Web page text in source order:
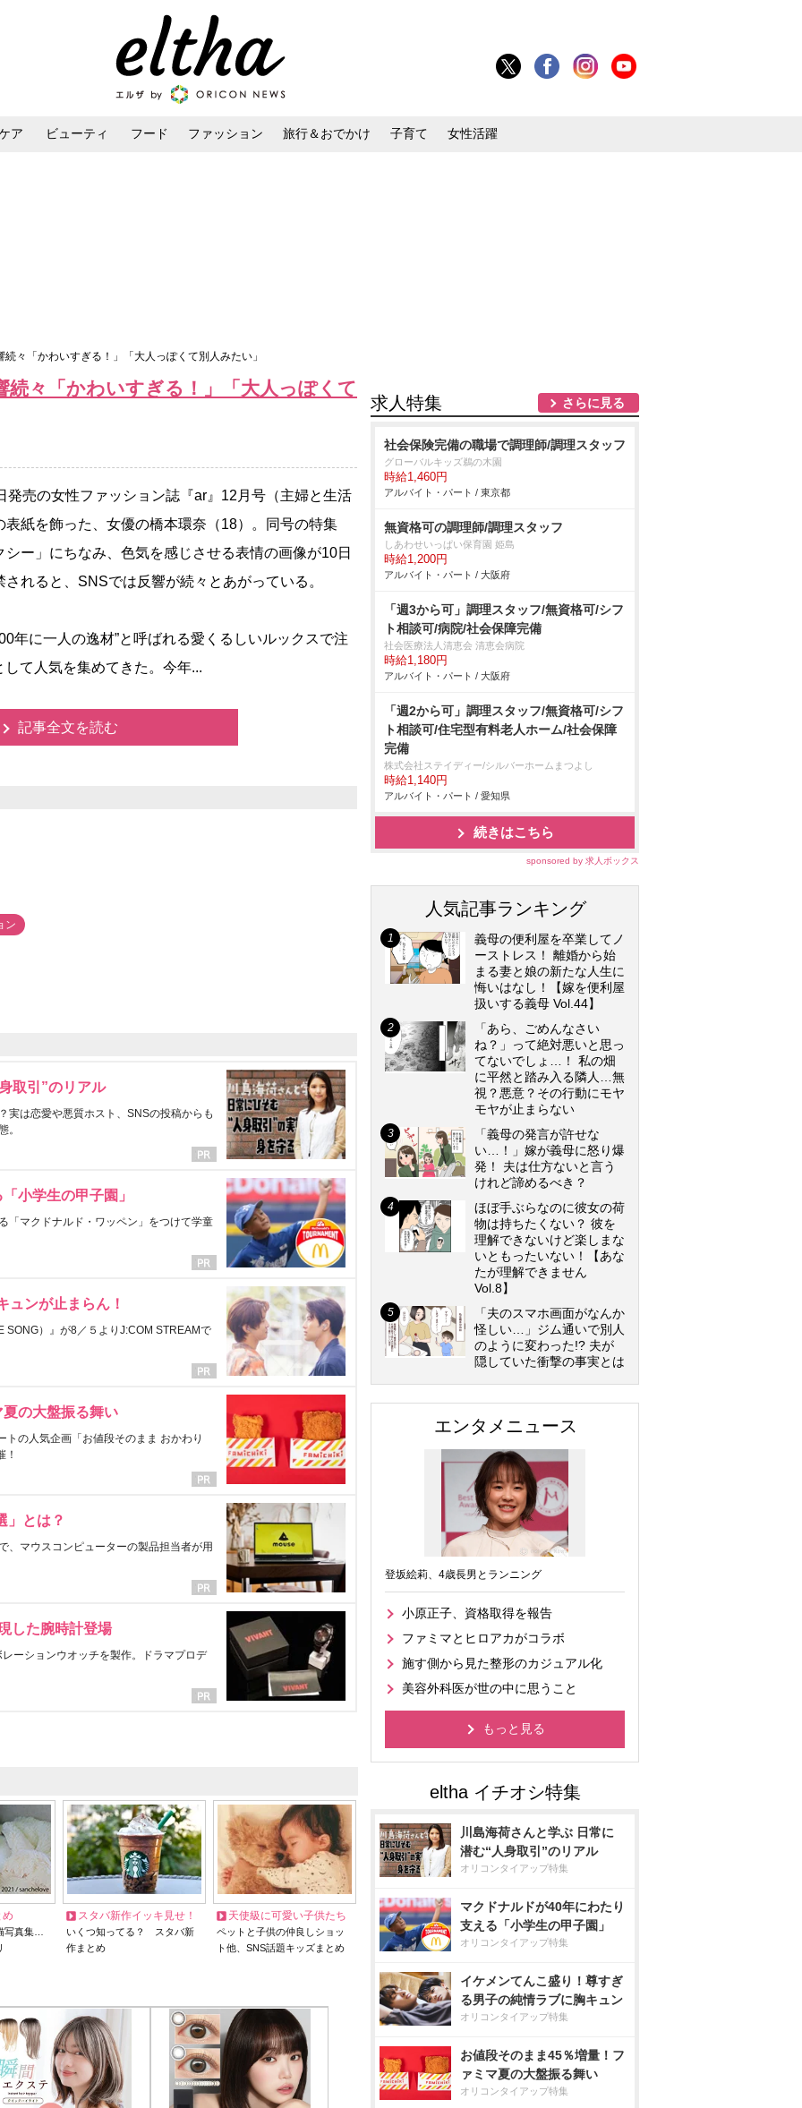
ア ビューティ フード ファッション 旅行＆おでかけ 子育て 女性活躍
続々「かわいすぎる！」「大人っぽくて別人みたい」
続々「かわいすぎる！」「大人っぽくて
売の女性ファッション誌『ar』12月号（主婦と生活
表紙を飾った、女優の橋本環奈（18）。同号の特集
シー」にちなみ、色気を感じさせる表情の画像が10日
されると、SNSでは反響が続々とあがっている。
年に一人の逸材”と呼ばれる愛くるしいルックスで注
て人気を集めてきた。今年...
記事全文を読む
ン
取引”のリアル
実は恋愛や悪質ホスト、SNSの投稿からも
。
小学生の甲子園」
「マクドナルド・ワッペン」をつけて学童
ュンが止まらん！
SONG）』が8／５よりJ:COM STREAMで
の大盤振る舞い
の人気企画「お値段そのまま おかわり
！
」とは？
、マウスコンピューターの製品担当者が用
した腕時計登場
ーションウオッチを製作。ドラマプロデ
め
写真集…
スタバ新作イッキ見せ！
いくつ知ってる？ スタバ新
作まとめ
天使級に可愛い子供たち
ペットと子供の仲良しショッ
ト他、SNS話題キッズまとめ
求人特集 さらに見る
社会保険完備の職場で調理師/調理スタッフ
グローバルキッズ鵜の木園
時給1,460円
アルバイト・パート / 東京都
無資格可の調理師/調理スタッフ
しあわせいっぱい保育園 姫島
時給1,200円
アルバイト・パート / 大阪府
「週3から可」調理スタッフ/無資格可/シフ
ト相談可/病院/社会保障完備
社会医療法人清恵会 清恵会病院
時給1,180円
アルバイト・パート / 大阪府
「週2から可」調理スタッフ/無資格可/シフ
ト相談可/住宅型有料老人ホーム/社会保障
完備
株式会社ステイディー/シルバーホームまつよし
時給1,140円
アルバイト・パート / 愛知県
続きはこちら
sponsored by 求人ボックス
人気記事ランキング
義母の便利屋を卒業してノ
ーストレス！ 離婚から始
まる妻と娘の新たな人生に
悔いはなし！【嫁を便利屋
扱いする義母 Vol.44】
「あら、ごめんなさい
ね？」って絶対悪いと思っ
てないでしょ…！ 私の畑
に平然と踏み入る隣人…無
視？悪意？その行動にモヤ
モヤが止まらない
「義母の発言が許せな
い…！」嫁が義母に怒り爆
発！ 夫は仕方ないと言う
けれど諦めるべき？
ほぼ手ぶらなのに彼女の荷
物は持ちたくない？ 彼を
理解できないけど楽しまな
いともったいない！【あな
たが理解できません
Vol.8】
「夫のスマホ画面がなんか
怪しい…」ジム通いで別人
のように変わった!? 夫が
隠していた衝撃の事実とは
エンタメニュース
登坂絵莉、4歳長男とランニング
小原正子、資格取得を報告
ファミマとヒロアカがコラボ
施す側から見た整形のカジュアル化
美容外科医が世の中に思うこと
もっと見る
川島海荷さんと学ぶ 日常に
潜む“人身取引”のリアル
オリコンタイアップ特集
マクドナルドが40年にわたり
支える「小学生の甲子園」
オリコンタイアップ特集
イケメンてんこ盛り！尊すぎ
る男子の純情ラブに胸キュン
オリコンタイアップ特集
お値段そのまま45％増量！フ
ァミマ夏の大盤振る舞い
オリコンタイアップ特集